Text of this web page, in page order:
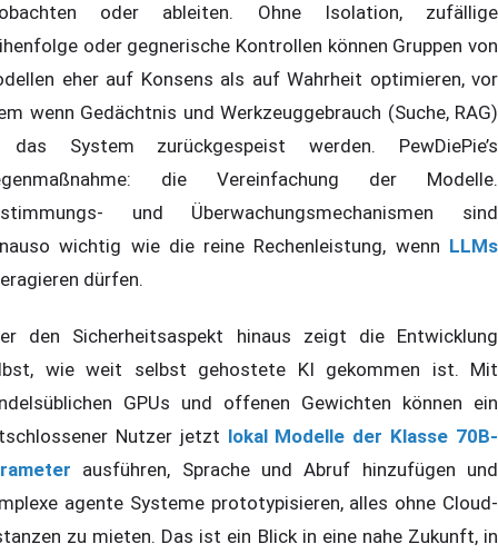
oder ableiten. Ohne Isolation, zufällige
oder gegnerische Kontrollen können Gruppen von
eher auf Konsens als auf Wahrheit optimieren, vor
wenn Gedächtnis und Werkzeuggebrauch (Suche, RAG)
System zurückgespeist werden. PewDiePie’s
die Vereinfachung der Modelle.
und Überwachungsmechanismen sind
wichtig wie die reine Rechenleistung, wenn LLMs
dürfen.
den Sicherheitsaspekt hinaus zeigt die Entwicklung
wie weit selbst gehostete KI gekommen ist. Mit
GPUs und offenen Gewichten können ein
Nutzer jetzt lokal Modelle der Klasse 70B-
ausführen, Sprache und Abruf hinzufügen und
agente Systeme prototypisieren, alles ohne Cloud-
zu mieten. Das ist ein Blick in eine nahe Zukunft, in